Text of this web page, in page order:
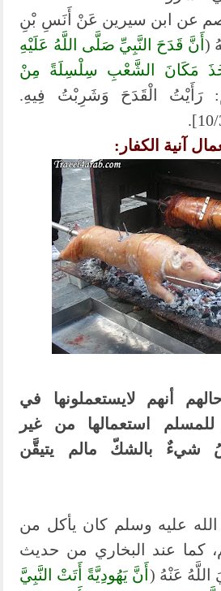
عن ابن سيرين عَنْ أَنَسِ بْنِ
(أَنَّ قَدَحَ النَّبِيِّ صَلَّى اللَّهُ عَلَيْهِ
مَكَانَ الشَّعْبِ سِلْسِلَةً مِنْ
رَأَيْتُ الْقَدَحَ وَشَرِبْتُ فِيهِ.
آنية الكفار:
أنهم لايستعملونها في
للمسلم استعمالها من غير
شيءٌ بالشكّ مالم يتيقَّن
الله عليه وسلم كان يأكل من
كما عند البخاري من حديث
عَنْهُ ( أَنَّ يَهُودِيَّةً أَتَتْ النَّبِيَّ